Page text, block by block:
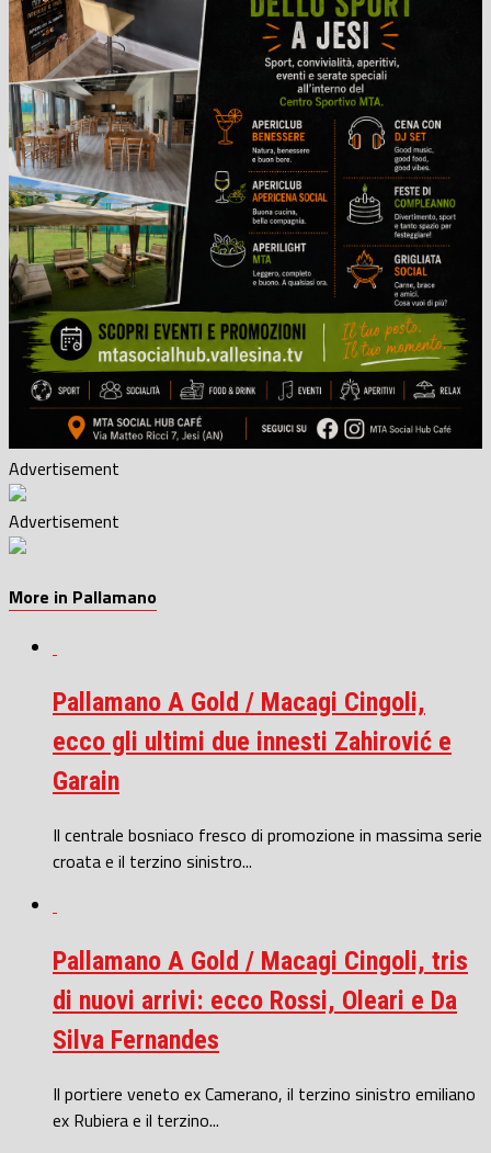
Advertisement
Advertisement
More in Pallamano
Pallamano A Gold / Macagi Cingoli,
ecco gli ultimi due innesti Zahirović e
Garain
Il centrale bosniaco fresco di promozione in massima serie
croata e il terzino sinistro...
Pallamano A Gold / Macagi Cingoli, tris
di nuovi arrivi: ecco Rossi, Oleari e Da
Silva Fernandes
Il portiere veneto ex Camerano, il terzino sinistro emiliano
ex Rubiera e il terzino...